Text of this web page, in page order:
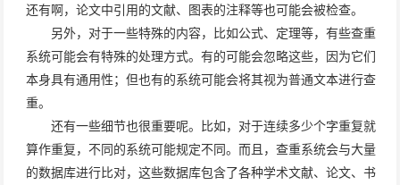
还有啊，论文中引用的文献、图表的注释等也可能会被检查。
另外，对于一些特殊的内容，比如公式、定理等，有些查重
系统可能会有特殊的处理方式。有的可能会忽略这些，因为它们
本身具有通用性；但也有的系统可能会将其视为普通文本进行查
重。
还有一些细节也很重要呢。比如，对于连续多少个字重复就
算作重复，不同的系统可能规定不同。而且，查重系统会与大量
的数据库进行比对，这些数据库包含了各种学术文献、论文、书